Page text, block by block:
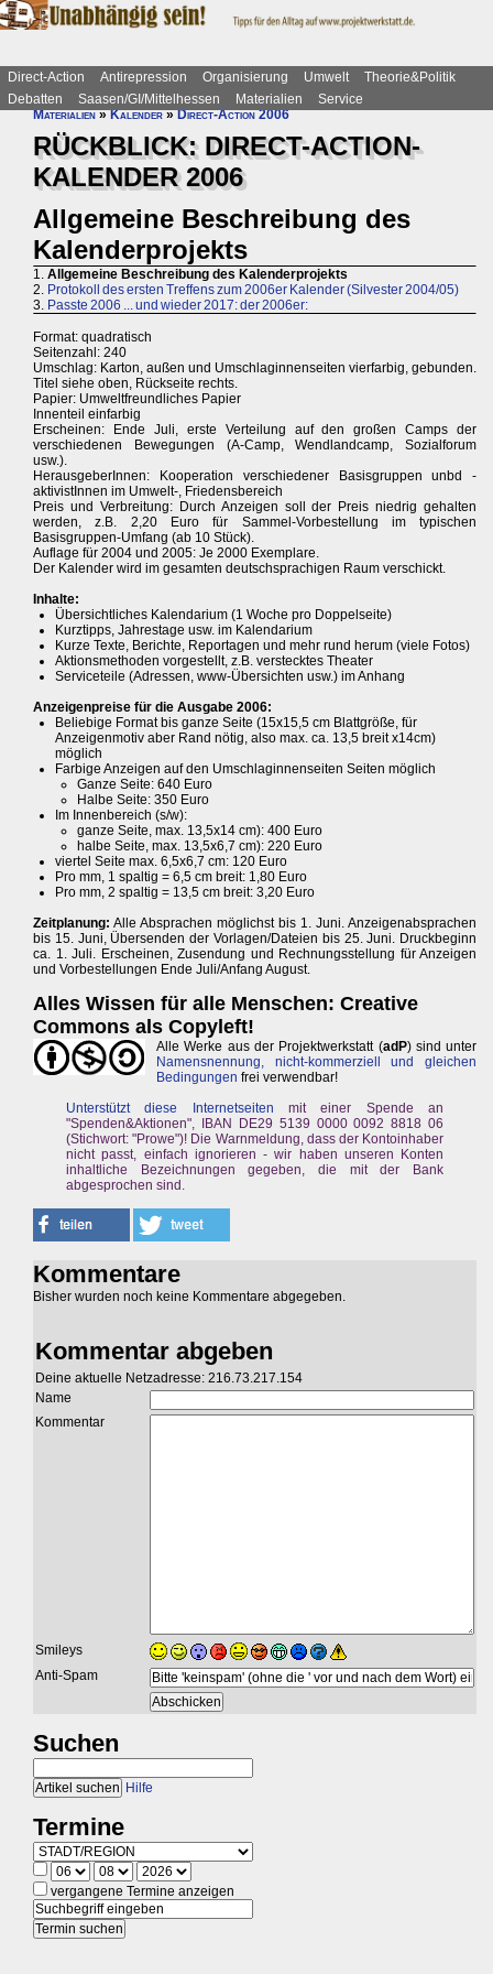
Direct-Action Antirepression Organisierung Umwelt
Theorie&Politik
Debatten
Saasen/GI/Mittelhessen Materialien
Service
Materialien»Kalender»Direct-Action 2006
RÜCKBLICK: DIRECT-ACTION-
KALENDER 2006
Allgemeine Beschreibung des
Kalenderprojekts
1. Allgemeine Beschreibung des Kalenderprojekts
2. Protokoll des ersten Treffens zum 2006er Kalender (Silvester 2004/05)
3. Passte 2006 ... und wieder 2017: der 2006er:
Format: quadratisch
Seitenzahl: 240
Umschlag: Karton, außen und Umschlaginnenseiten vierfarbig, gebunden.
Titel siehe oben, Rückseite rechts.
Papier: Umweltfreundliches Papier
Innenteil einfarbig
Erscheinen: Ende Juli, erste Verteilung auf den großen Camps der
verschiedenen Bewegungen (A-Camp, Wendlandcamp, Sozialforum
usw.).
HerausgeberInnen: Kooperation verschiedener Basisgruppen unbd -
aktivistInnen im Umwelt-, Friedensbereich
Preis und Verbreitung: Durch Anzeigen soll der Preis niedrig gehalten
werden, z.B. 2,20 Euro für Sammel-Vorbestellung im typischen
Basisgruppen-Umfang (ab 10 Stück).
Auflage für 2004 und 2005: Je 2000 Exemplare.
Der Kalender wird im gesamten deutschsprachigen Raum verschickt.
Inhalte:
Übersichtliches Kalendarium (1 Woche pro Doppelseite)
Kurztipps, Jahrestage usw. im Kalendarium
Kurze Texte, Berichte, Reportagen und mehr rund herum (viele Fotos)
Aktionsmethoden vorgestellt, z.B. verstecktes Theater
Serviceteile (Adressen, www-Übersichten usw.) im Anhang
Anzeigenpreise für die Ausgabe 2006:
Beliebige Format bis ganze Seite (15x15,5 cm Blattgröße, für
Anzeigenmotiv aber Rand nötig, also max. ca. 13,5 breit x14cm)
möglich
Farbige Anzeigen auf den Umschlaginnenseiten Seiten möglich
Ganze Seite: 640 Euro
Halbe Seite: 350 Euro
Im Innenbereich (s/w):
ganze Seite, max. 13,5x14 cm): 400 Euro
halbe Seite, max. 13,5x6,7 cm): 220 Euro
viertel Seite max. 6,5x6,7 cm: 120 Euro
Pro mm, 1 spaltig = 6,5 cm breit: 1,80 Euro
Pro mm, 2 spaltig = 13,5 cm breit: 3,20 Euro
Zeitplanung: Alle Absprachen möglichst bis 1. Juni. Anzeigenabsprachen
bis 15. Juni, Übersenden der Vorlagen/Dateien bis 25. Juni. Druckbeginn
ca. 1. Juli. Erscheinen, Zusendung und Rechnungsstellung für Anzeigen
und Vorbestellungen Ende Juli/Anfang August.
Alles Wissen für alle Menschen: Creative
Commons als Copyleft!
Alle Werke aus der Projektwerkstatt (adP) sind unter
Namensnennung, nicht-kommerziell und gleichen
Bedingungen frei verwendbar!
Unterstützt diese Internetseiten mit einer Spende an
"Spenden&Aktionen", IBAN DE29 5139 0000 0092 8818 06
(Stichwort: "Prowe")! Die Warnmeldung, dass der Kontoinhaber
nicht passt, einfach ignorieren - wir haben unseren Konten
inhaltliche Bezeichnungen gegeben, die mit der Bank
abgesprochen sind.
Kommentare
Bisher wurden noch keine Kommentare abgegeben.
Kommentar abgeben
Deine aktuelle Netzadresse: 216.73.217.154
Name
Kommentar
Smileys
Anti-Spam
Suchen
Hilfe
Termine
vergangene Termine anzeigen